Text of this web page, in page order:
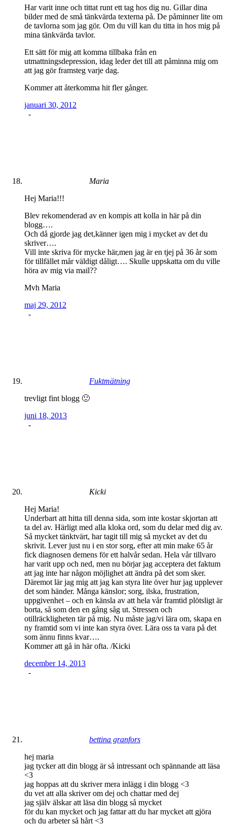
Har varit inne och tittat runt ett tag hos dig nu. Gillar dina
bilder med de små tänkvärda texterna på. De påminner lite om
de tavlorna som jag gör. Om du vill kan du titta in hos mig på
mina tänkvärda tavlor.
Ett sätt för mig att komma tillbaka från en
utmattningsdepression, idag leder det till att påminna mig om
att jag gör framsteg varje dag.
Kommer att återkomma hit fler gånger.
januari 30, 2012
-
Maria
Hej Maria!!!
Blev rekomenderad av en kompis att kolla in här på din
blogg….
Och då gjorde jag det,känner igen mig i mycket av det du
skriver….
Vill inte skriva för mycke här,men jag är en tjej på 36 år som
för tillfället mår väldigt dåligt…. Skulle uppskatta om du ville
höra av mig via mail??
Mvh Maria
maj 29, 2012
-
Fuktmätning
trevligt fint blogg 🙂
juni 18, 2013
-
Kicki
Hej Maria!
Underbart att hitta till denna sida, som inte kostar skjortan att
ta del av. Härligt med alla kloka ord, som du delar med dig av.
Så mycket tänktvärt, har tagit till mig så mycket av det du
skrivit. Lever just nu i en stor sorg, efter att min make 65 år
fick diagnosen demens för ett halvår sedan. Hela vår tillvaro
har varit upp och ned, men nu börjar jag acceptera det faktum
att jag inte har någon möjlighet att ändra på det som sker.
Däremot lär jag mig att jag kan styra lite över hur jag upplever
det som händer. Många känslor; sorg, ilska, frustration,
uppgivenhet – och en känsla av att hela vår framtid plötsligt är
borta, så som den en gång såg ut. Stressen och
otillräckligheten tär på mig. Nu måste jag/vi lära om, skapa en
ny framtid som vi inte kan styra över. Lära oss ta vara på det
som ännu finns kvar….
Kommer att gå in här ofta. /Kicki
december 14, 2013
-
bettina granfors
hej maria
jag tycker att din blogg är så intressant och spännande att läsa
<3
jag hoppas att du skriver mera inlägg i din blogg <3
du vet att alla skriver om dej och chattar med dej
jag själv älskar att läsa din blogg så mycket
för du kan mycket och jag fattar att du har mycket att gjöra
och du arbeter så hårt <3